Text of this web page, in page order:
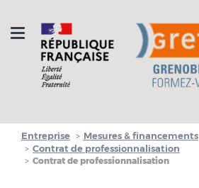
Toggle
navigation
Entreprise
Mesures & financements
Contrat de professionnalisation
Contrat de professionnalisation